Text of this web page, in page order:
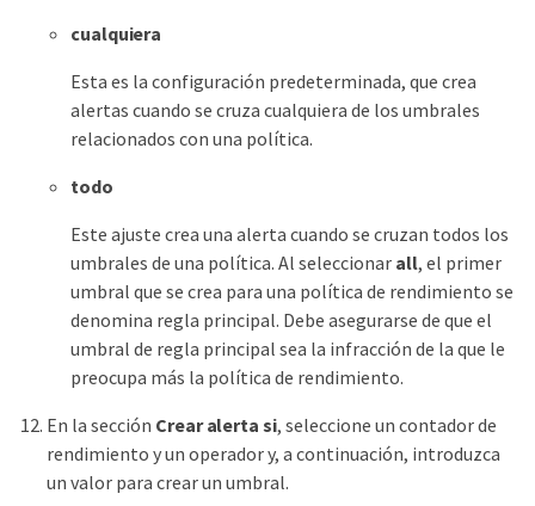
cualquiera
Esta es la configuración predeterminada, que crea
alertas cuando se cruza cualquiera de los umbrales
relacionados con una política.
todo
Este ajuste crea una alerta cuando se cruzan todos los
umbrales de una política. Al seleccionar all, el primer
umbral que se crea para una política de rendimiento se
denomina regla principal. Debe asegurarse de que el
umbral de regla principal sea la infracción de la que le
preocupa más la política de rendimiento.
En la sección Crear alerta si, seleccione un contador de
rendimiento y un operador y, a continuación, introduzca
un valor para crear un umbral.